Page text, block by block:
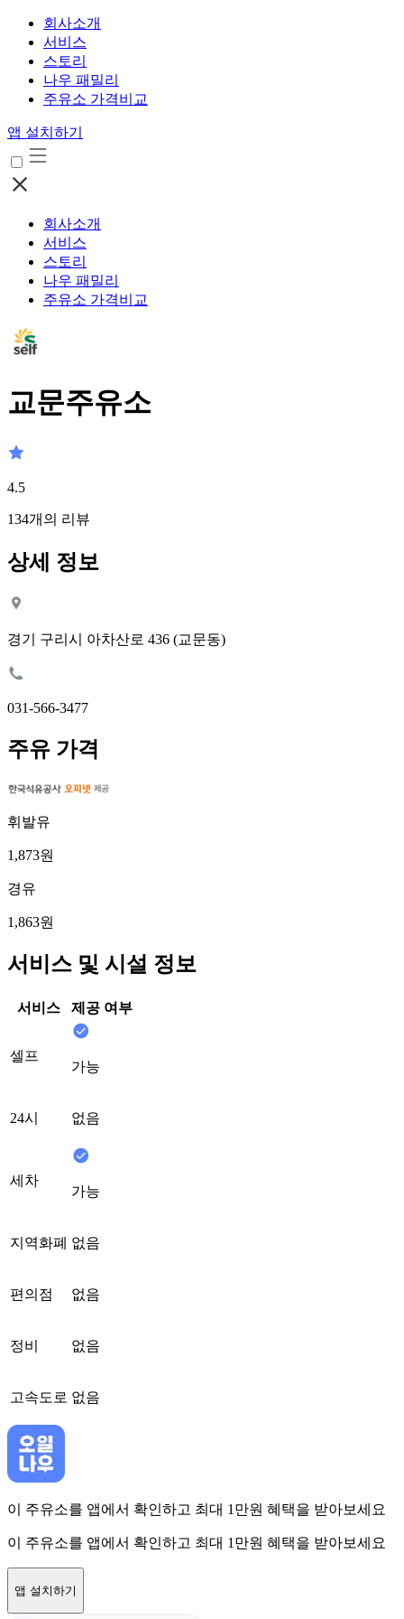
회사소개
서비스
스토리
나우 패밀리
주유소 가격비교
앱 설치하기
회사소개
서비스
스토리
나우 패밀리
주유소 가격비교
교문주유소
4.5
134개의 리뷰
상세 정보
경기 구리시 아차산로 436 (교문동)
031-566-3477
주유 가격
휘발유
1,873원
경유
1,863원
서비스 및 시설 정보
서비스 제공 여부
셀프
가능
24시 없음
세차
가능
지역화폐 없음
편의점 없음
정비 없음
고속도로 없음
이 주유소를 앱에서 확인하고 최대 1만원 혜택을 받아보세요
이 주유소를 앱에서 확인하고 최대 1만원 혜택을 받아보세요
앱 설치하기